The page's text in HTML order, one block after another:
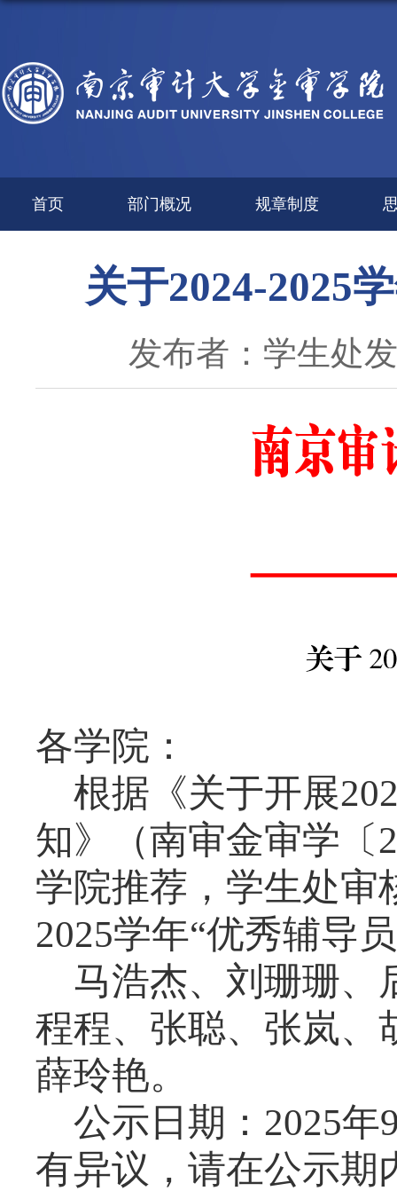
首页 部门概况 规章制度
关于2024-2025
发布者：学生处
各学院：
根据《关于开展
知》（南审金审学〔
学院推荐，学生处审
2025学年“优秀辅导
马浩杰、刘珊珊、
程程、张聪、张岚、
薛玲艳。
公示日期： 2025年
有异议，请在公示期